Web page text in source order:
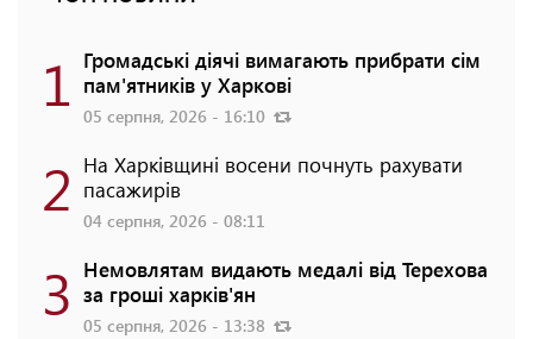
1 Громадські діячі вимагають прибрати сім
пам'ятників у Харкові
05 серпня, 2026 - 16:10
2 На Харківщині восени почнуть рахувати
пасажирів
04 серпня, 2026 - 08:11
3 Немовлятам видають медалі від Терехова
за гроші харків'ян
05 серпня, 2026 - 13:38